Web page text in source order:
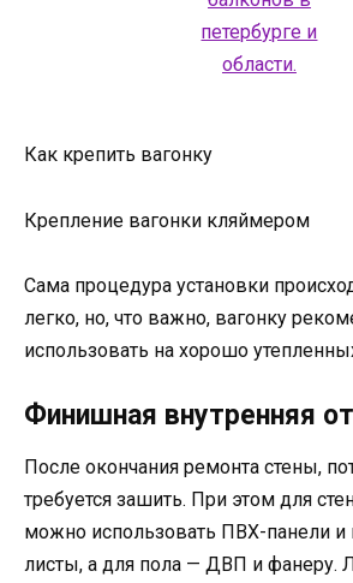
Как крепить вагонку
Крепление вагонки кляймером
Сама процедура установки
легко, но, что важно, вагонку
использовать на хорошо
Финишная внутренняя
После окончания ремонта стены,
требуется зашить. При этом для
можно использовать ПВХ-панели и
листы, а для пола — ДВП и фанеру.